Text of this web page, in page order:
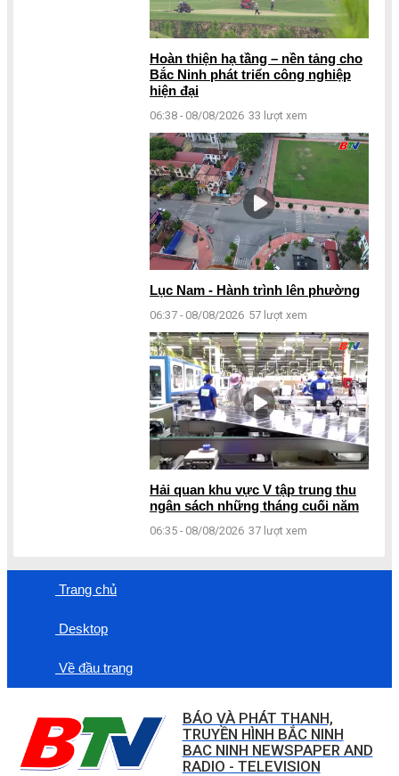
Hoàn thiện hạ tầng – nền tảng cho
Bắc Ninh phát triển công nghiệp
hiện đại
06:38 - 08/08/2026 33 lượt xem
Lục Nam - Hành trình lên phường
06:37 - 08/08/2026 57 lượt xem
Hải quan khu vực V tập trung thu
ngân sách những tháng cuối năm
06:35 - 08/08/2026 37 lượt xem
Trang chủ
Desktop
Về đầu trang
BÁO VÀ PHÁT THANH,
TRUYỀN HÌNH BẮC NINH
BAC NINH NEWSPAPER AND
RADIO - TELEVISION